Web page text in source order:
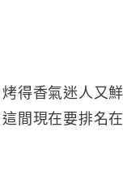
得香氣迷人又
間現在要排名